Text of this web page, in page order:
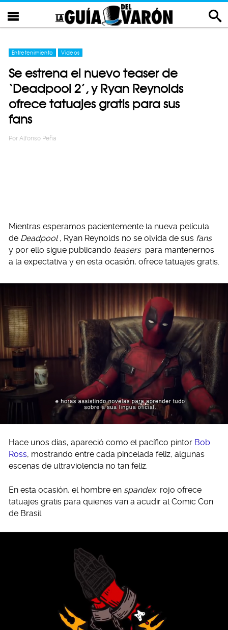
Entretenimiento Videos
Se estrena el nuevo teaser de
‘Deadpool 2’, y Ryan Reynolds
ofrece tatuajes gratis para sus
fans
Por Alfonso Peña
Mientras esperamos pacientemente la nueva película
de Deadpool , Ryan Reynolds no se olvida de sus fans
y por ello sigue publicando teasers para mantenernos
a la expectativa y en esta ocasión, ofrece tatuajes gratis.
Hace unos días, apareció como el pacífico pintor Bob
Ross, mostrando entre cada pincelada feliz, algunas
escenas de ultraviolencia no tan feliz.
En esta ocasión, el hombre en spandex rojo ofrece
tatuajes gratis para quienes van a acudir al Comic Con
de Brasil.